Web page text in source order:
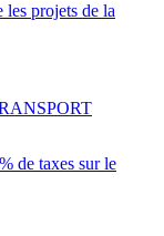
les projets de la
de taxes sur le